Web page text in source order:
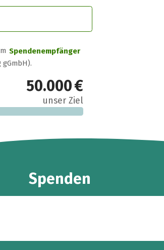
Spendenempfänger
50.000 €
unser Ziel
Spenden